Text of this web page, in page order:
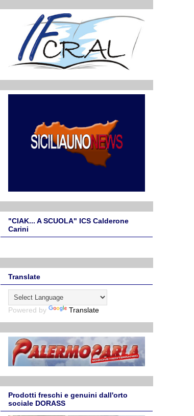
"CIAK... A SCUOLA" ICS Calderone
Carini
Translate
Powered by Translate
Prodotti freschi e genuini dall'orto
sociale DORASS